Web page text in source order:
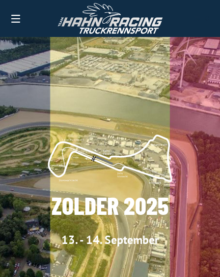
TEAM HAHN RACING
BEVORSTEHENDE RENNEN
ZOLDER 2026
ZOLDER 2025
13. - 14. September